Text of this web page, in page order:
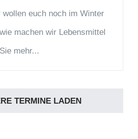
euch noch im Winter
machen wir Lebensmittel
mehr...
TERMINE LADEN